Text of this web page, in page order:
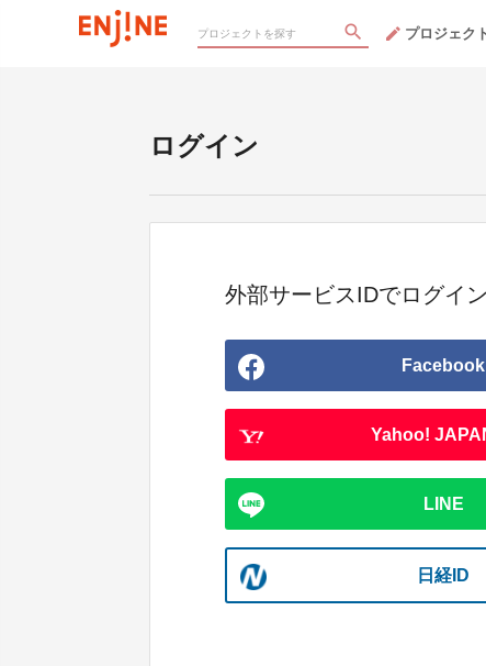
プロジェク
ログイン
外部サービスIDでログイン
Facebook
Yahoo!
LINE
日経ID